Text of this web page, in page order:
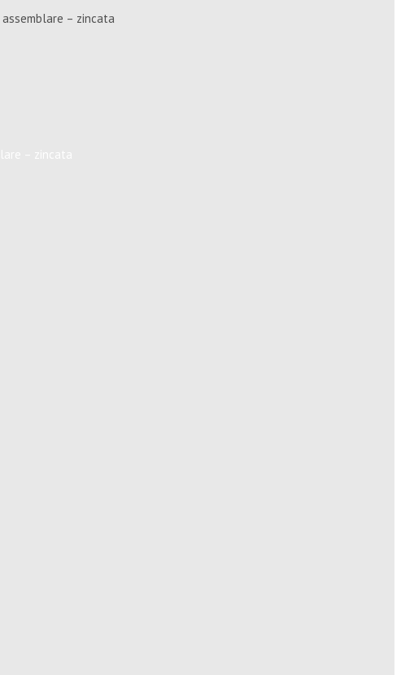
– zincata